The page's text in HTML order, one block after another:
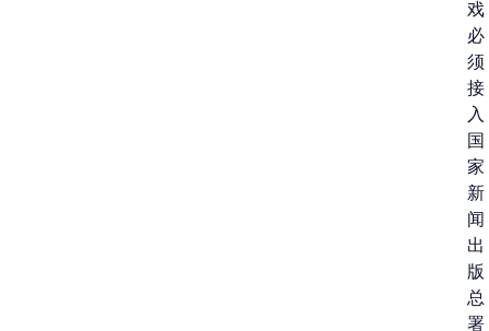
戏
必
须
接
入
国
家
新
闻
出
版
总
署